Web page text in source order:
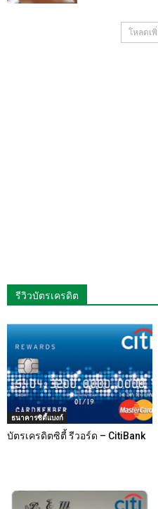
โหลดเ
รีวิวบัตรเครดิต
ธนาคารซิตี้แบงก์
บัตรเครดิตซิตี้ รีวอร์ด – CitiBank